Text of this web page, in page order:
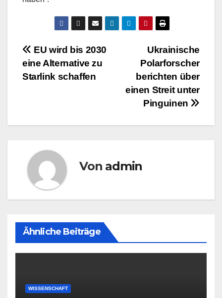
BeitragsnavigationUkrainische
Polarforscher
berichten über
einen Streit unter
Pinguinen
EU wird bis 2030
eine Alternative zu
Starlink schaffen
Von admin
Ähnliche Beiträge
WISSENSCHAFT